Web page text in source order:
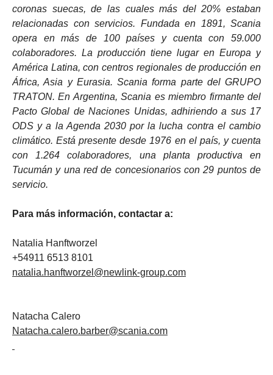
coronas suecas, de las cuales más del 20% estaban
relacionadas con servicios. Fundada en 1891, Scania
opera en más de 100 países y cuenta con 59.000
colaboradores. La producción tiene lugar en Europa y
América Latina, con centros regionales de producción en
África, Asia y Eurasia. Scania forma parte del GRUPO
TRATON. En Argentina, Scania es miembro firmante del
Pacto Global de Naciones Unidas, adhiriendo a sus 17
ODS y a la Agenda 2030 por la lucha contra el cambio
climático. Está presente desde 1976 en el país, y cuenta
con 1.264 colaboradores, una planta productiva en
Tucumán y una red de concesionarios con 29 puntos de
servicio.
Para más información, contactar a:
Natalia Hanftworzel
+54911 6513 8101
natalia.hanftworzel@newlink-group.com
Natacha Calero
Natacha.calero.barber@scania.com